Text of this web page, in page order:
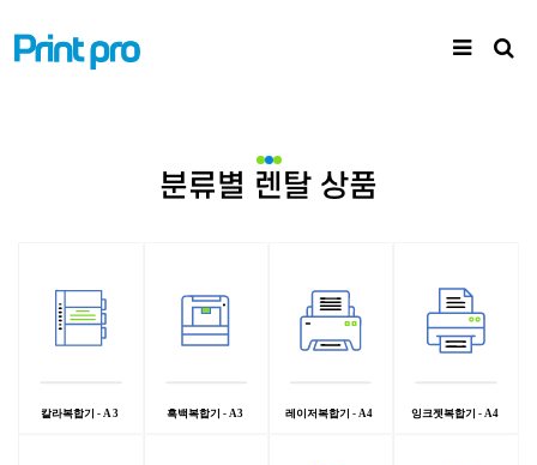
분류별 렌탈 상품